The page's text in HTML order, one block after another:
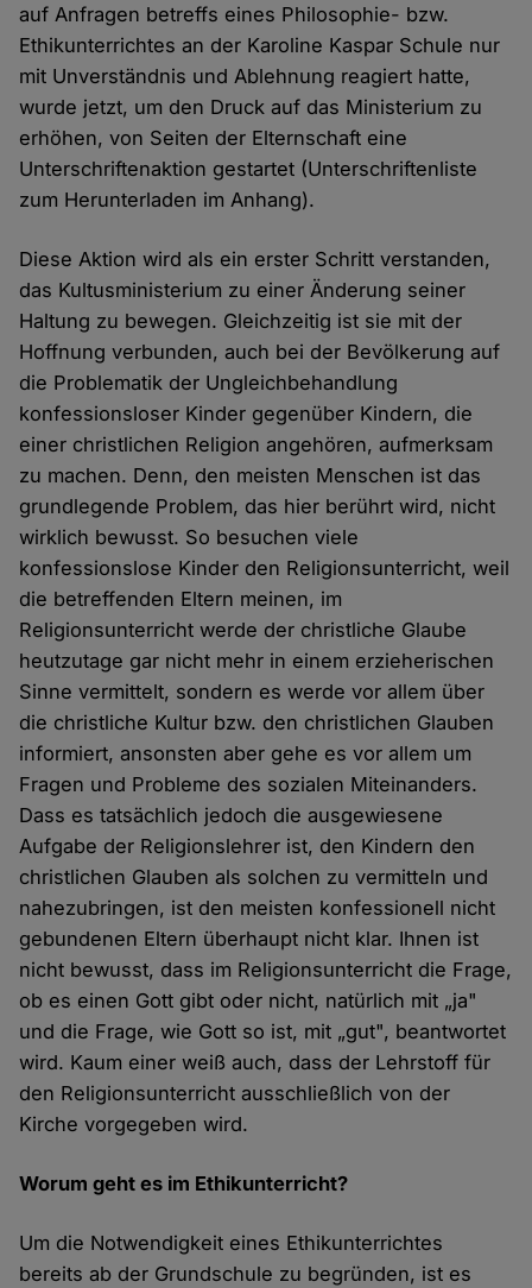
auf Anfragen betreffs eines Philosophie- bzw.
Ethikunterrichtes an der Karoline Kaspar Schule nur
mit Unverständnis und Ablehnung reagiert hatte,
wurde jetzt, um den Druck auf das Ministerium zu
erhöhen, von Seiten der Elternschaft eine
Unterschriftenaktion gestartet (Unterschriftenliste
zum Herunterladen im Anhang).
Diese Aktion wird als ein erster Schritt verstanden,
das Kultusministerium zu einer Änderung seiner
Haltung zu bewegen. Gleichzeitig ist sie mit der
Hoffnung verbunden, auch bei der Bevölkerung auf
die Problematik der Ungleichbehandlung
konfessionsloser Kinder gegenüber Kindern, die
einer christlichen Religion angehören, aufmerksam
zu machen. Denn, den meisten Menschen ist das
grundlegende Problem, das hier berührt wird, nicht
wirklich bewusst. So besuchen viele
konfessionslose Kinder den Religionsunterricht, weil
die betreffenden Eltern meinen, im
Religionsunterricht werde der christliche Glaube
heutzutage gar nicht mehr in einem erzieherischen
Sinne vermittelt, sondern es werde vor allem über
die christliche Kultur bzw. den christlichen Glauben
informiert, ansonsten aber gehe es vor allem um
Fragen und Probleme des sozialen Miteinanders.
Dass es tatsächlich jedoch die ausgewiesene
Aufgabe der Religionslehrer ist, den Kindern den
christlichen Glauben als solchen zu vermitteln und
nahezubringen, ist den meisten konfessionell nicht
gebundenen Eltern überhaupt nicht klar. Ihnen ist
nicht bewusst, dass im Religionsunterricht die Frage,
ob es einen Gott gibt oder nicht, natürlich mit „ja"
und die Frage, wie Gott so ist, mit „gut", beantwortet
wird. Kaum einer weiß auch, dass der Lehrstoff für
den Religionsunterricht ausschließlich von der
Kirche vorgegeben wird.
Worum geht es im Ethikunterricht?
Um die Notwendigkeit eines Ethikunterrichtes
bereits ab der Grundschule zu begründen, ist es